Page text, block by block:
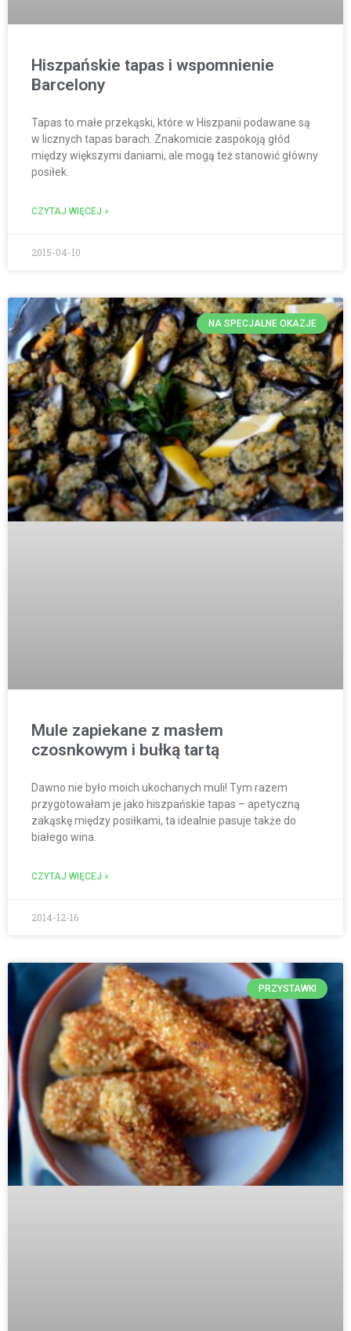
Hiszpańskie tapas i wspomnienie
Barcelony
Tapas to małe przekąski, które w Hiszpanii podawane są
w licznych tapas barach. Znakomicie zaspokoją głód
między większymi daniami, ale mogą też stanowić główny
posiłek.
CZYTAJ WIĘCEJ »
2015-04-10
NA SPECJALNE OKAZJE
Mule zapiekane z masłem
czosnkowym i bułką tartą
Dawno nie było moich ukochanych muli! Tym razem
przygotowałam je jako hiszpańskie tapas – apetyczną
zakąskę między posiłkami, ta idealnie pasuje także do
białego wina.
CZYTAJ WIĘCEJ »
2014-12-16
PRZYSTAWKI